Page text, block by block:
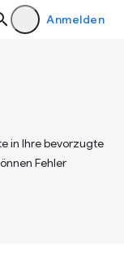
Anmelden
in Ihre bevorzugte
Fehler